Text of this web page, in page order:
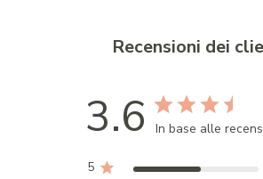
Recensioni dei
3.6 In base alle
5